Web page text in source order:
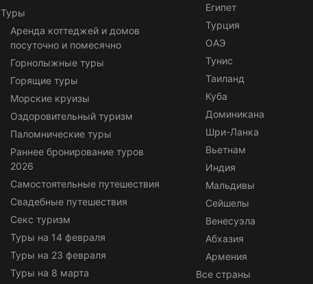
Туры
Аренда коттеджей и домов
посуточно и помесячно
Горнолыжные туры
Горящие туры
Морские круизы
Оздоровительный туризм
Паломнические туры
Раннее бронирование туров
2026
Самостоятельные путешествия
Свадебные путешествия
Секс туризм
Туры на 14 февраля
Туры на 23 февраля
Туры на 8 марта
Египет
Турция
ОАЭ
Тунис
Таиланд
Куба
Доминикана
Шри-Ланка
Вьетнам
Индия
Мальдивы
Сейшелы
Венесуэла
Абхазия
Армения
Все страны